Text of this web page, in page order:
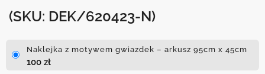
(SKU: DEK/620423-N)
Naklejka z motywem gwiazdek – arkusz 95cm x 45cm
100 zł